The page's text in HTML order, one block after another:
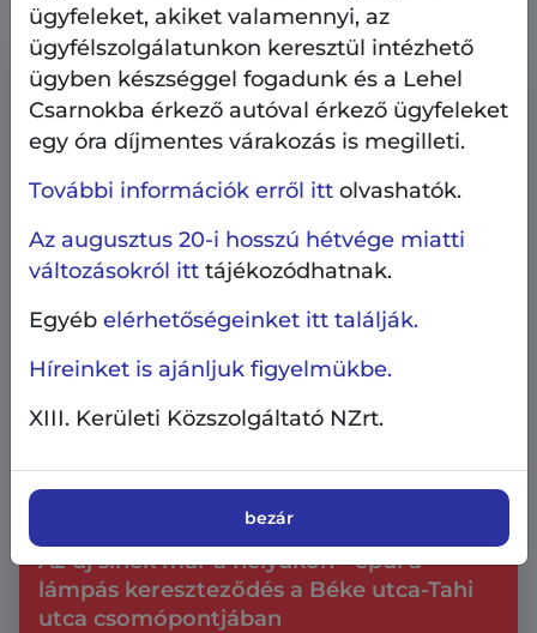
Közterületek, parkolás
Az új sínek már a helyükön - épül a
lámpás kereszteződés a Béke utca-Tahi
utca csomópontjában
ügyfeleket, akiket valamennyi, az
ügyfélszolgálatunkon keresztül intézhető
ügyben készséggel fogadunk és a Lehel
Csarnokba érkező autóval érkező ügyfeleket
egy óra díjmentes várakozás is megilleti.
További információk erről ittolvashatók.
Az augusztus 20-i hosszú hétvége miatti
változásokról itttájékozódhatnak.
Egyéb elérhetőségeinket itt találják.
Híreinket is ajánljuk figyelmükbe.
XIII. Kerületi Közszolgáltató NZrt.
bezár